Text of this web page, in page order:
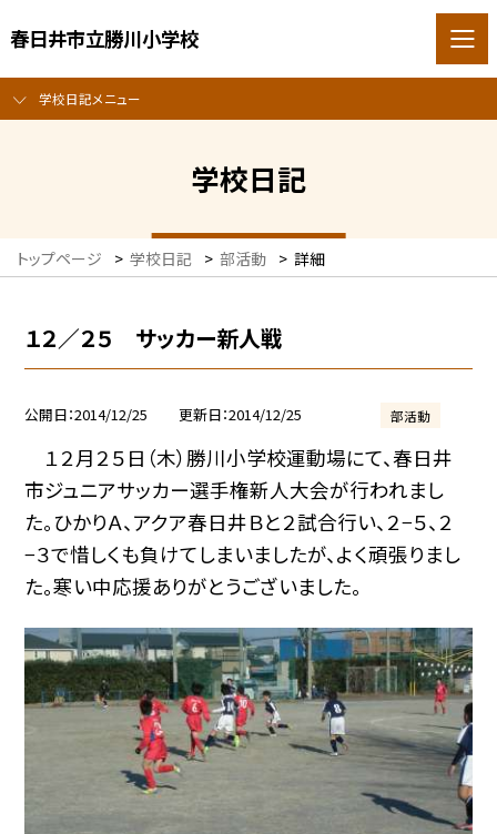
春日井市立勝川小学校
学校日記メニュー
学校日記
トップページ > 学校日記 > 部活動 > 詳細
１２／２５ サッカー新人戦
公開日 2014/12/25 更新日 2014/12/25 部活動
１２月２５日（木）勝川小学校運動場にて、春日井
市ジュニアサッカー選手権新人大会が行われまし
た。ひかりＡ、アクア春日井Ｂと２試合行い、２−５、２
−３で惜しくも負けてしまいましたが、よく頑張りまし
た。寒い中応援ありがとうございました。